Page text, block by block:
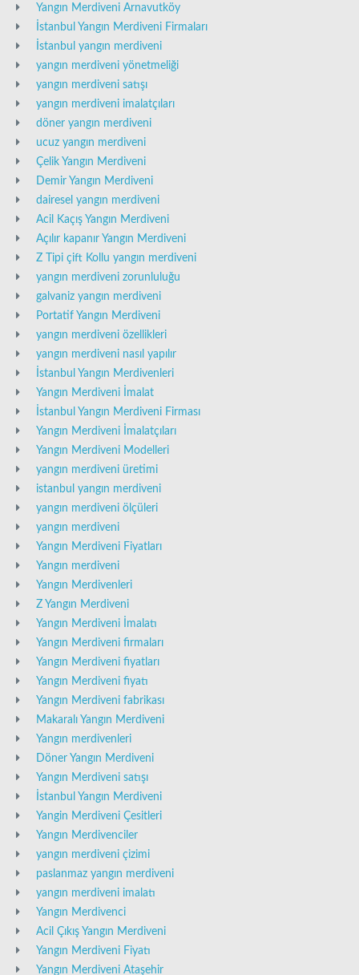
Yangın Merdiveni Arnavutköy
İstanbul Yangın Merdiveni Firmaları
İstanbul yangın merdiveni
yangın merdiveni yönetmeliği
yangın merdiveni satışı
yangın merdiveni imalatçıları
döner yangın merdiveni
ucuz yangın merdiveni
Çelik Yangın Merdiveni
Demir Yangın Merdiveni
dairesel yangın merdiveni
Acil Kaçış Yangın Merdiveni
Açılır kapanır Yangın Merdiveni
Z Tipi çift Kollu yangın merdiveni
yangın merdiveni zorunluluğu
galvaniz yangın merdiveni
Portatif Yangın Merdiveni
yangın merdiveni özellikleri
yangın merdiveni nasıl yapılır
İstanbul Yangın Merdivenleri
Yangın Merdiveni İmalat
İstanbul Yangın Merdiveni Firması
Yangın Merdiveni İmalatçıları
Yangın Merdiveni Modelleri
yangın merdiveni üretimi
istanbul yangın merdiveni
yangın merdiveni ölçüleri
yangın merdiveni
Yangın Merdiveni Fiyatları
Yangın merdiveni
Yangın Merdivenleri
Z Yangın Merdiveni
Yangın Merdiveni İmalatı
Yangın Merdiveni firmaları
Yangın Merdiveni fiyatları
Yangın Merdiveni fiyatı
Yangın Merdiveni fabrikası
Makaralı Yangın Merdiveni
Yangın merdivenleri
Döner Yangın Merdiveni
Yangın Merdiveni satışı
İstanbul Yangın Merdiveni
Yangin Merdiveni Çesitleri
Yangın Merdivenciler
yangın merdiveni çizimi
paslanmaz yangın merdiveni
yangın merdiveni imalatı
Yangın Merdivenci
Acil Çıkış Yangın Merdiveni
Yangın Merdiveni Fiyatı
Yangın Merdiveni Ataşehir